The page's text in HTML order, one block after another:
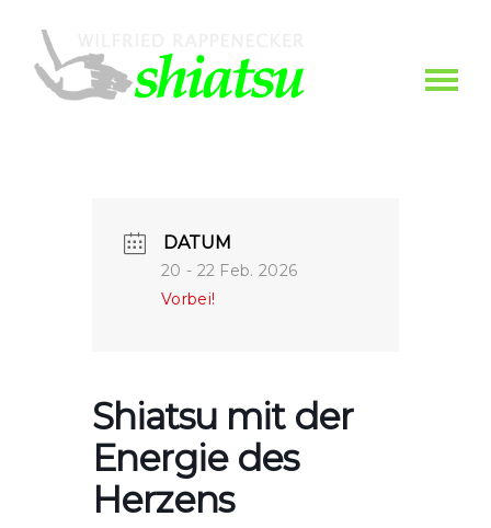
DATUM
20 - 22 Feb. 2026
Vorbei!
Shiatsu mit der
Energie des
Herzens